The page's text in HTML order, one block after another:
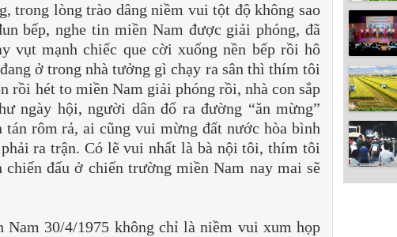
trong lòng trào dâng niềm vui tột độ không sao
bếp, nghe tin miền Nam được giải phóng, đã
vụt mạnh chiếc que cời xuống nền bếp rồi hô
ở trong nhà tưởng gì chạy ra sân thì thím tôi
rồi hét to miền Nam giải phóng rồi, nhà con sắp
ngày hội, người dân đổ ra đường “ăn mừng”
tán rôm rả, ai cũng vui mừng đất nước hòa bình
ra trận. Có lẽ vui nhất là bà nội tôi, thím tôi
đấu ở chiến trường miền Nam nay mai sẽ
30/4/1975 không chỉ là niềm vui xum họp